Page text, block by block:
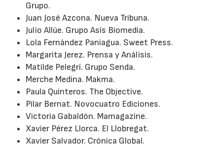
Grupo.
Juan José Azcona. Nueva Tribuna.
Julio Allúe. Grupo Asís Biomedia.
Lola Fernández Paniagua. Sweet Press.
Margarita Jerez. Prensa y Análisis.
Matilde Pelegrí. Grupo Senda.
Merche Medina. Makma.
Paula Quinteros. The Objective.
Pilar Bernat. Novocuatro Ediciones.
Victoria Gabaldón. Mamagazine.
Xavier Pérez Llorca. El Llobregat.
Xavier Salvador. Crónica Global.